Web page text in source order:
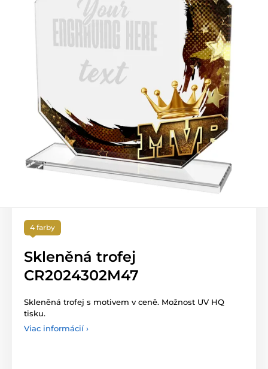
4 farby
Skleněná trofej
CR2024302M47
Skleněná trofej s motivem v ceně. Možnost UV HQ
tisku.
Viac informácií ›